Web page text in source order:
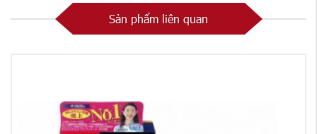
Sản phẩm liên quan